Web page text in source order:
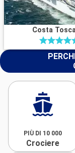
Costa
PIÙ DI 10 000
Crociere